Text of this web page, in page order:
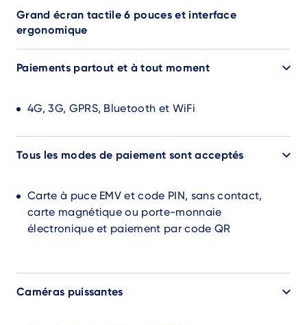
Grand écran tactile 6 pouces et interface
ergonomique
Paiements partout et à tout moment
4G, 3G, GPRS, Bluetooth et WiFi
Tous les modes de paiement sont acceptés
Carte à puce EMV et code PIN, sans contact,
carte magnétique ou porte-monnaie
électronique et paiement par code QR
Caméras puissantes